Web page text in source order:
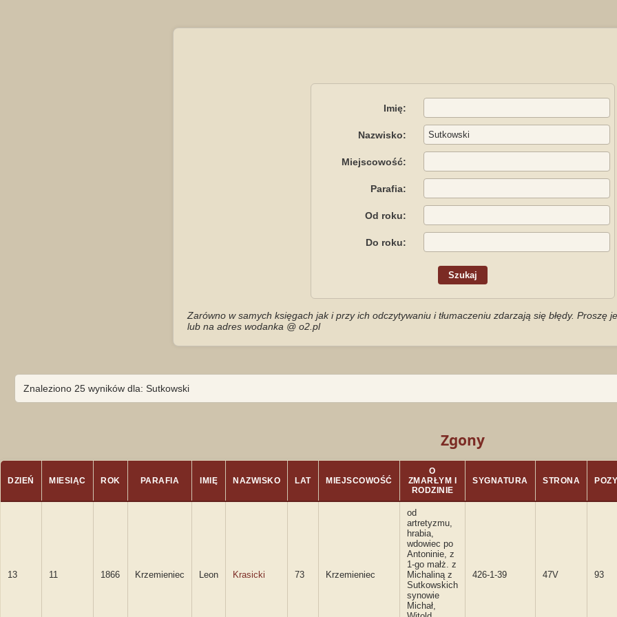
Imię:
Nazwisko:
Miejscowość:
Parafia:
Od roku:
Do roku:
Zarówno w samych księgach jak i przy ich odczytywaniu i tłumaczeniu zdarzają się błędy. Proszę
lub na adres wodanka @ o2.pl
Znaleziono 25 wyników dla: Sutkowski
Zgony
DZIEŃ MIESIĄC ROK PARAFIA IMIĘ NAZWISKO LAT MIEJSCOWOŚĆ
O
ZMARŁYM I
RODZINIE
SYGNATURA STRONA
13 11 1866 Krzemieniec Leon Krasicki 73 Krzemieniec
od
artretyzmu,
hrabia,
wdowiec po
Antoninie, z
1-go małż. z
Michaliną z
Sutkowskich
synowie
Michał,
426-1-39 47V 93